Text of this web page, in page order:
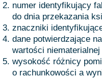
numer identyfikujący
do dnia przekazania
znaczniki
dane potwierdzające
wartości
wysokość różnicy
o rachunkowości a